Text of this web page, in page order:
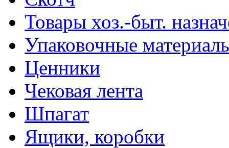
Товары хоз.-быт.
Упаковочные
Ценники
Чековая лента
Шпагат
Ящики, коробки